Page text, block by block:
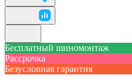
Бесплатный шиномонтаж
Рассрочка
Безусловная гарантия